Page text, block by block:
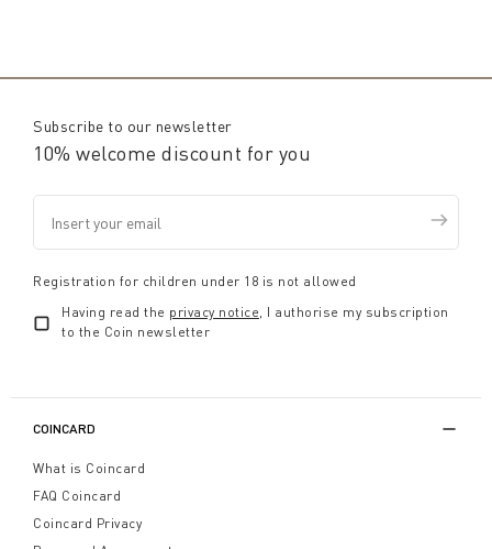
Subscribe to our newsletter
10% welcome discount for you
Registration for children under 18 is not allowed
Having read the privacy notice, I authorise my subscription
to the Coin newsletter
COINCARD
What is Coincard
FAQ Coincard
Coincard Privacy